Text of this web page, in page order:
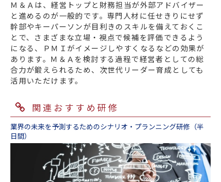
Ｍ＆Ａは、経営トップと財務担当が外部アドバイザー
と進めるのが一般的です。専門人材に任せきりにせず
幹部やキーパーソンが目利きのスキルを備えておくこ
とで、さまざまな立場・視点で候補を評価できるよう
になる、ＰＭＩがイメージしやすくなるなどの効果が
あります。Ｍ＆Ａを検討する過程で経営者としての総
合力が鍛えられるため、次世代リーダー育成としても
活用いただけます。
関連おすすめ研修
業界の未来を予測するためのシナリオ・プランニング研修（半
日間）